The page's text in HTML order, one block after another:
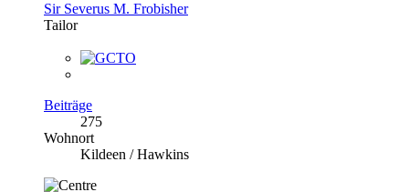
Sir Severus M. Frobisher
Tailor
Beiträge
275
Wohnort
Kildeen / Hawkins